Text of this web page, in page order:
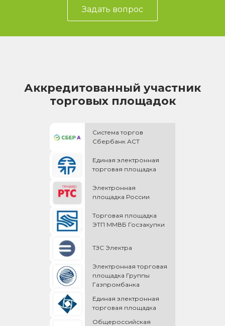
Задать вопрос
Аккредитованный участник
торговых площадок
Система торгов
Сбербанк АСТ
Единая электронная
торговая площадка
Электронная
площадка России
Торговая площадка
ЭТП ММВБ Госзакупки
ТЗС Электра
Электронная торговая
площадка Группы
Газпромбанка
Единая электронная
торговая площадка
Общероссийская